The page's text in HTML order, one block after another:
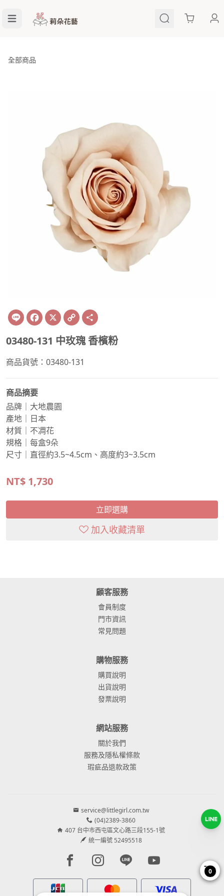
Cart
全部商品
Line Facebook
X Copy
Link
03480-131 中玫瑰 香檳粉
商品貨號：03480-131
商品摘要
品牌｜大地農園
產地｜日本
材質｜不凋花
規格｜每盒9朵
尺寸｜直徑約3.5~4.5cm、高度約3~3.5cm
NT$ 1,730
立即選購
加入收藏清單
顧客服務
會員制度
門市資訊
常見問題
購物服務
購買說明
出貨說明
發票說明
網站服務
關於我們
服務及隱私權條款
瑕疵品退款政策
service@littlegirl.com.tw
(04)2389-3860
407 台中市西屯區文心路三段155-1號
統一編號 52495518
Facebook page
Instagram page
Line pageYoutube page
0